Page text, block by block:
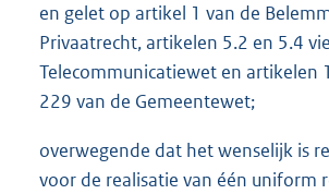
en gelet op artikel 1 van de
Privaatrecht, artikelen 5.2 en 5.4
Telecommunicatiewet en artikelen
229 van de Gemeentewet;
overwegende dat het wenselijk is
voor de realisatie van één uniform